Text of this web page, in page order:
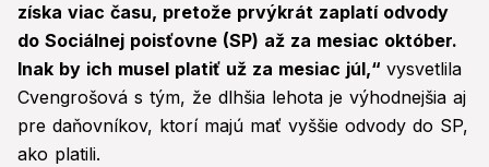
získa viac času, pretože prvýkrát zaplatí odvody
do Sociálnej poisťovne (SP) až za mesiac október.
Inak by ich musel platiť už za mesiac júl,“ vysvetlila
Cvengrošová s tým, že dlhšia lehota je výhodnejšia aj
pre daňovníkov, ktorí majú mať vyššie odvody do SP,
ako platili.